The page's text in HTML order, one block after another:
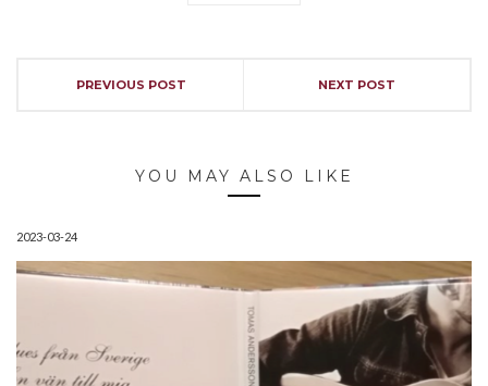
PREVIOUS POST NEXT POST
YOU MAY ALSO LIKE
2023-03-24